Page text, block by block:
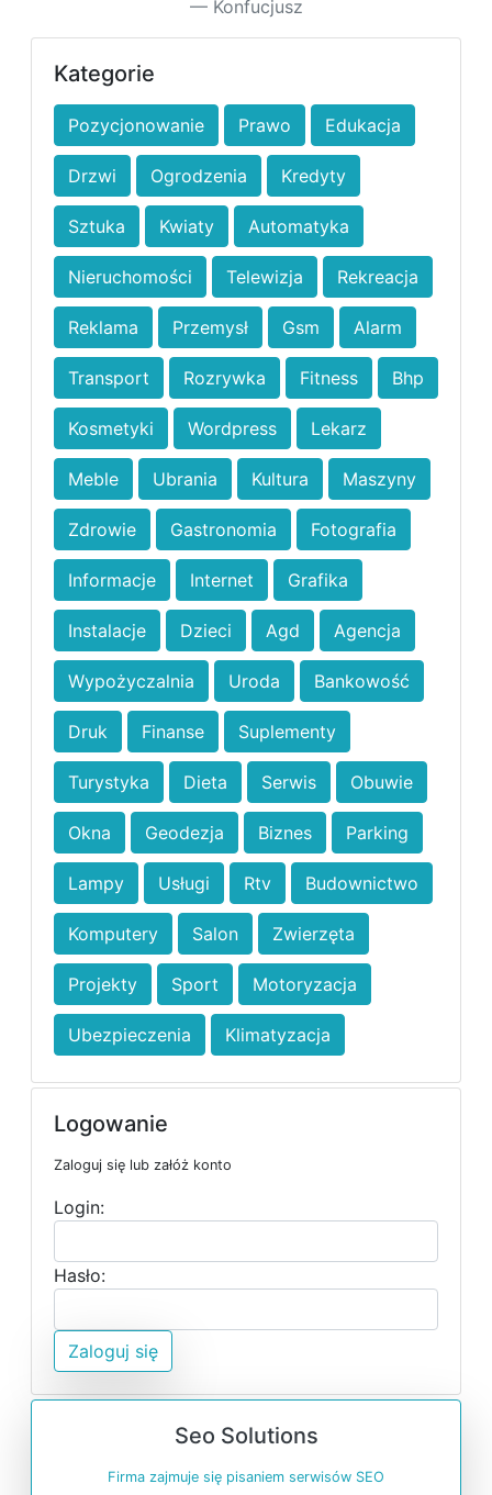
Konfucjusz
Kategorie
Pozycjonowanie Prawo Edukacja
Drzwi Ogrodzenia Kredyty
Sztuka Kwiaty Automatyka
Nieruchomości Telewizja Rekreacja
Reklama Przemysł Gsm Alarm
Transport Rozrywka Fitness Bhp
Kosmetyki Wordpress Lekarz
Meble Ubrania Kultura Maszyny
Zdrowie Gastronomia Fotografia
Informacje Internet Grafika
Instalacje Dzieci Agd Agencja
Wypożyczalnia Uroda Bankowość
Druk Finanse Suplementy
Turystyka Dieta Serwis Obuwie
Okna Geodezja Biznes Parking
Lampy Usługi Rtv Budownictwo
Komputery Salon Zwierzęta
Projekty Sport Motoryzacja
Ubezpieczenia Klimatyzacja
Logowanie
Zaloguj się lub załóż konto
Login:
Hasło:
Zaloguj się
Seo Solutions
Firma zajmuje się pisaniem serwisów SEO